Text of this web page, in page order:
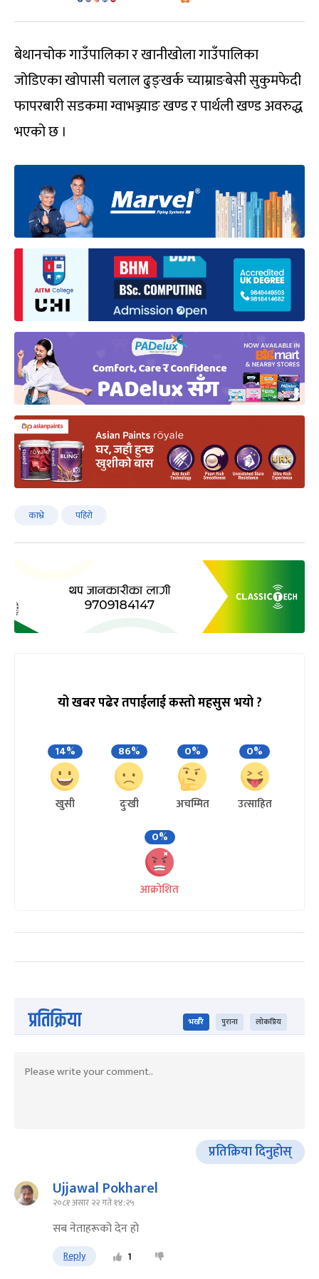
बेथानचोक गाउँपालिका र खानीखोला गाउँपालिका
जोडिएका खोपासी चलाल ढुङ्खर्क च्याम्राङबेसी सुकुमफेदी
फापरबारी सडकमा ग्वाभञ्ज्याङ खण्ड र पार्थली खण्ड अवरुद्ध
भएको छ ।
काभ्रे पहिरो
यो खबर पढेर तपाईलाई कस्तो महसुस भयो ?
14%
खुसी
86%
दुःखी
0%
अचम्मित
0%
उत्साहित
0%
आक्रोशित
प्रतिक्रिया भर्खरै पुराना लोकप्रिय
प्रतिक्रिया दिनुहोस्
Ujjawal Pokharel
२०८१ असार २२ गते १४:२५
सब नेताहरूको देन हो
Reply 1